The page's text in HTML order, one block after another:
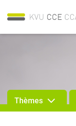
Thèmes